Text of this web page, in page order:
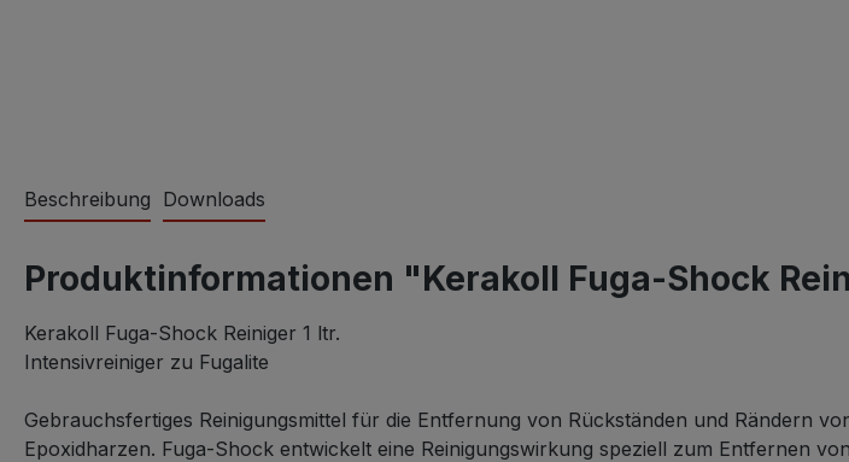
Beschreibung Downloads
Produktinformationen "Kerakoll Fuga-Shock
Kerakoll Fuga-Shock Reiniger 1 ltr.
Intensivreiniger zu Fugalite
Gebrauchsfertiges Reinigungsmittel für die Entfernung von Rückständen und Rändern
Epoxidharzen. Fuga-Shock entwickelt eine Reinigungswirkung speziell zum Entfernen von